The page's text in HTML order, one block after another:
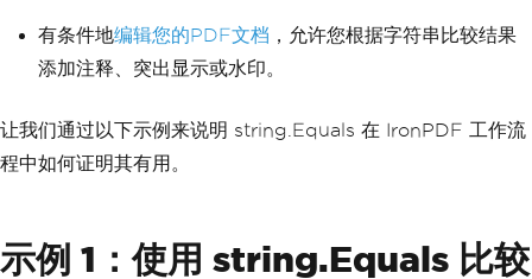
有条件地编辑您的PDF文档 ，允许您根据字符串比较结果
添加注释、突出显示或水印。
让我们通过以下示例来说明 string.Equals 在 IronPDF 工作流
程中如何证明其有用。
示例 1：使用 string.Equals 比较